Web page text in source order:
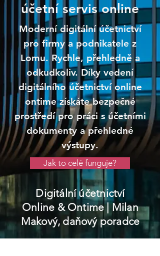
účetní servis online
Moderní digitální účetnictví
pro firmy a podnikatele z
Lomu. Rychle, přehledně a
odkudkoliv. Díky vedení
digitálního účetnictví online
ontime získáte bezpečné
prostředí pro práci s účetními
dokumenty a přehledné
výstupy.
Jak to celé funguje?
Digitální účetnictví
Online & Ontime| Milan
Makový, daňový poradce